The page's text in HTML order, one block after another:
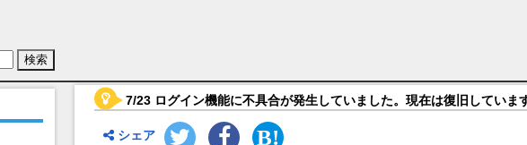
)【アーテリーギア-機動戦姫-】キャラ紹介
7/23 ログイン機能に不具合が発生していました。現在は復旧していま
シェア